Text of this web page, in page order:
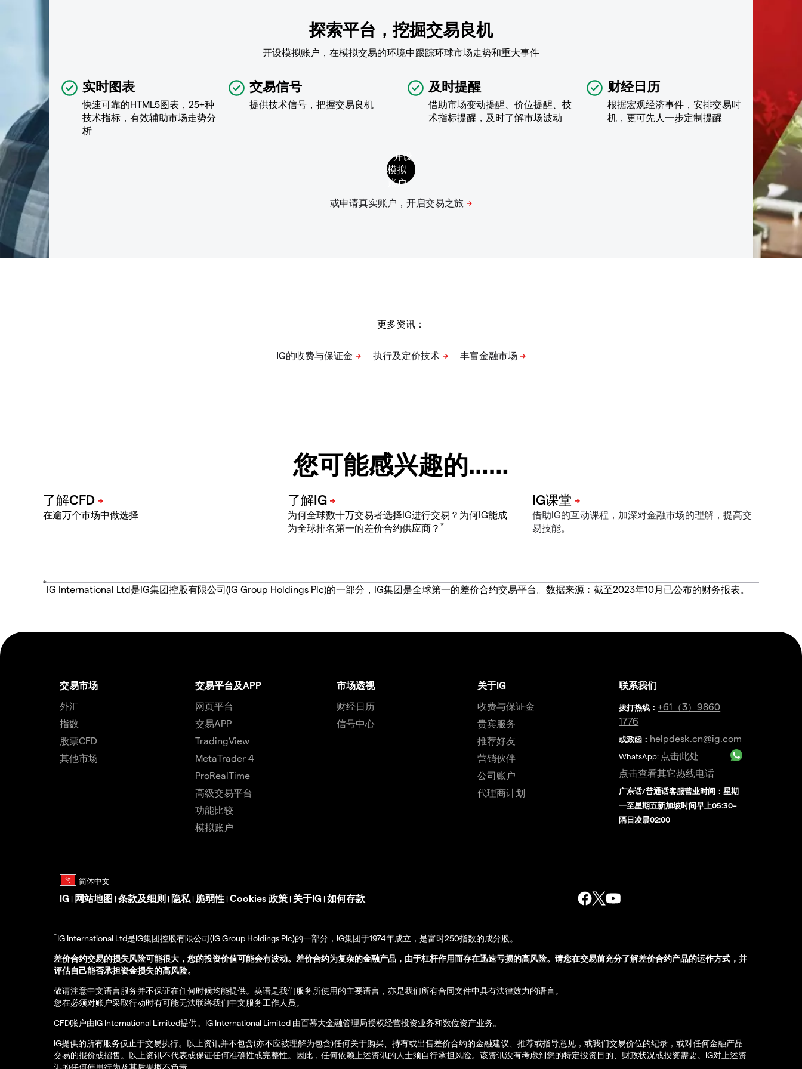
探索平台，挖掘交易良机
开设模拟账户，在模拟交易的环境中跟踪环球市场走势和重大事件
实时图表
快速可靠的HTML5图表，25+种
技术指标，有效辅助市场走势分
析
交易信号
提供技术信号，把握交易良机
及时提醒
借助市场变动提醒、价位提醒、技
术指标提醒，及时了解市场波动
财经日历
根据宏观经济事件，安排交易时
机，更可先人一步定制提醒
更多资讯：
您可能感兴趣的……
在逾万个市场中做选择
为何全球数十万交易者选择IG进行交易？为何IG能成
为全球排名第一的差价合约供应商？ *
借助IG的互动课程，加深对金融市场的理解，提高交
易技能。
*
IG International Ltd是IG集团控股有限公司(IG Group Holdings Plc)的一部分，IG集团是全球第一的差价合约交易平台。数据来源︰截至2023年10月已公布的财务报表。
交易市场
外汇
指数
股票CFD
其他市场
交易平台及APP
网页平台
交易APP
TradingView
MetaTrader 4
ProRealTime
高级交易平台
功能比较
模拟账户
市场透视
财经日历
信号中心
关于IG
收费与保证金
贵宾服务
推荐好友
营销伙伴
公司账户
代理商计划
联系我们
拨打热线 ：+61（3）9860
1776
或致函： helpdesk.cn@ig.com
WhatsApp: 点击此处
点击查看其它热线电话
广东话/普通话客服营业时间：星期
一至星期五新加坡时间早上05:30–
隔日凌晨02:00
IG | 网站地图 | 条款及细则 | 隐私 | 脆弱性 | Cookies 政策 | 关于IG | 如何存款
^IG International Ltd是IG集团控股有限公司(IG Group Holdings Plc)的一部分，IG集团于1974年成立，是富时250指数的成分股。
差价合约交易的损失风险可能很大，您的投资价值可能会有波动。差价合约为复杂的金融产品，由于杠杆作用而存在迅速亏损的高风险。请您在交易前充分了解差价合约产品的运作方式，并
评估自己能否承担资金损失的高风险。
敬请注意中文语言服务并不保证在任何时候均能提供。英语是我们服务所使用的主要语言，亦是我们所有合同文件中具有法律效力的语言。
您在必须对账户采取行动时有可能无法联络我们中文服务工作人员。
CFD账户由IG International Limited提供。IG International Limited 由百慕大金融管理局授权经营投资业务和数位资产业务。
IG提供的所有服务仅止于交易执行。以上资讯并不包含(亦不应被理解为包含)任何关于购买、持有或出售差价合约的金融建议、推荐或指导意见，或我们交易价位的纪录，或对任何金融产品
交易的报价或招售。以上资讯不代表或保证任何准确性或完整性。因此，任何依赖上述资讯的人士须自行承担风险。该资讯没有考虑到您的特定投资目的、财政状况或投资需要。IG对上述资